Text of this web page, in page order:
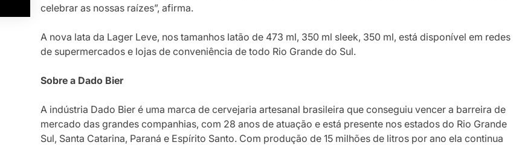
celebrar as nossas raízes”, afirma.
A nova lata da Lager Leve, nos tamanhos latão de 473 ml, 350 ml sleek, 350 ml, está disponível em redes
de supermercados e lojas de conveniência de todo Rio Grande do Sul.
Sobre a Dado Bier
A indústria Dado Bier é uma marca de cervejaria artesanal brasileira que conseguiu vencer a barreira de
mercado das grandes companhias, com 28 anos de atuação e está presente nos estados do Rio Grande
Sul, Santa Catarina, Paraná e Espírito Santo. Com produção de 15 milhões de litros por ano ela continua